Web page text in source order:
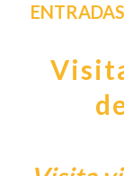
ENTRADAS